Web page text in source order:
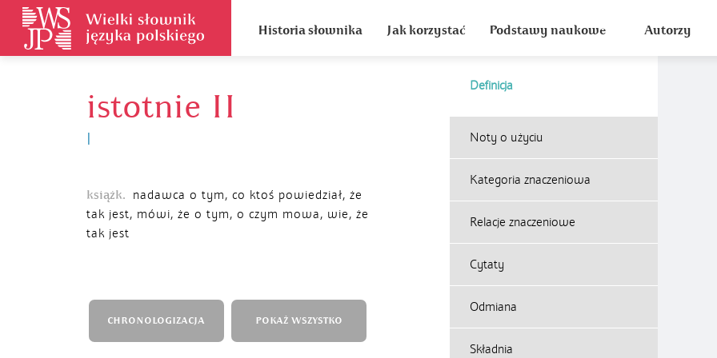
Historia słownika Jak korzystać Podstawy naukowe Autorzy
istotnie II
I
Definicja
książk.
nadawca o tym, co ktoś powiedział, że
tak jest, mówi, że o tym, o czym mowa, wie, że
tak jest
Noty o użyciu
Kategoria znaczeniowa
Relacje znaczeniowe
Cytaty
Odmiana
Składnia
CHRONOLOGIZACJA POKAŻ WSZYSTKO